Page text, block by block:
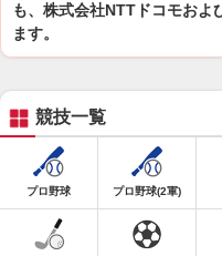
も、株式会社NTTドコモおよ
ます。
競技一覧
プロ野球 プロ野球(2軍)